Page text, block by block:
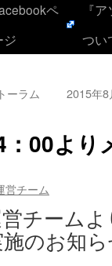
ペ
ジ
『
つい
ーラム
2015年8
00より
営チーム
チーム
のお知